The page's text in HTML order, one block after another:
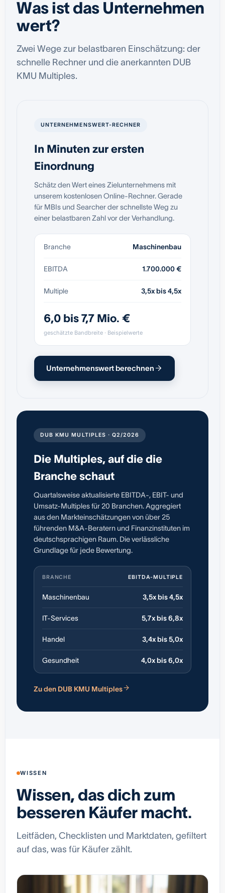
Was ist das Unternehmen
wert?
Zwei Wege zur belastbaren Einschätzung: der
schnelle Rechner und die anerkannten DUB
KMU Multiples.
UNTERNEHMENSWERT-RECHNER
In Minuten zur ersten
Einordnung
Schätz den Wert eines Zielunternehmens mit
unserem kostenlosen Online-Rechner. Gerade
für MBIs und Searcher der schnellste Weg zu
einer belastbaren Zahl vor der Verhandlung.
Branche Maschinenbau
EBITDA 1.700.000 €
Multiple 3,5x bis 4,5x
6,0 bis 7,7 Mio. €
geschätzte Bandbreite · Beispielwerte
Unternehmenswert berechnen
DUB KMU MULTIPLES · Q2/2026
Die Multiples, auf die die
Branche schaut
Quartalsweise aktualisierte EBITDA-, EBIT- und
Umsatz-Multiples für 20 Branchen. Aggregiert
aus den Markteinschätzungen von über 25
führenden M&A-Beratern und Finanzinstituten im
deutschsprachigen Raum. Die verlässliche
Grundlage für jede Bewertung.
BRANCHE EBITDA-MULTIPLE
Maschinenbau 3,5x bis 4,5x
IT-Services 5,7x bis 6,8x
Handel 3,4x bis 5,0x
Gesundheit 4,0x bis 6,0x
Zu den DUB KMU Multiples
WISSEN
Wissen, das dich zum
besseren Käufer macht.
Leitfäden, Checklisten und Marktdaten, gefiltert
auf das, was für Käufer zählt.